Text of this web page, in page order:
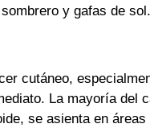
y gafas de sol.
cutáneo,
La mayoría del
se asienta en